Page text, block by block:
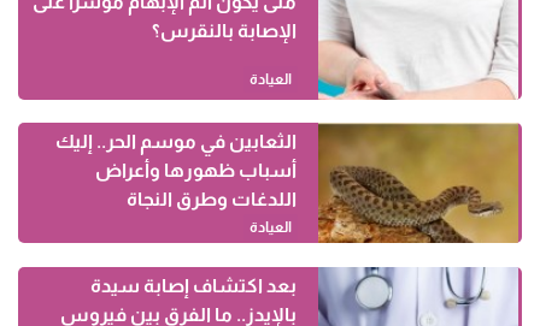
الإصابة بالنقرس؟
العيادة
الثعابين في موسم الحر.. إليك
أسباب ظهورها وأعراض
اللدغات وطرق النجاة
العيادة
بعد اكتشاف إصابة سيدة
بالإيدز.. ما الفرق بين فيروس